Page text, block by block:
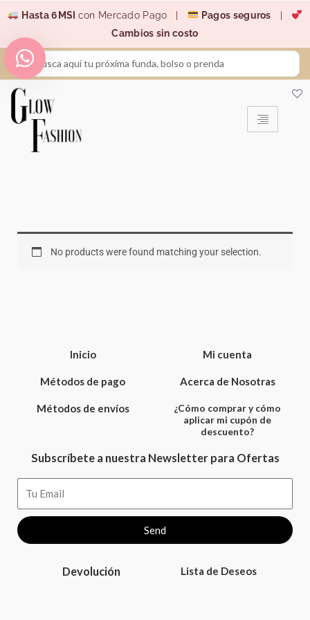
contenido
Hasta 6MSI con Mercado Pago | Pagos seguros
Cambios sin costo
Search
...
No products were found matching your selection.
Inicio
Métodos de pago
Métodos de envíos
Mi cuenta
Acerca de Nosotras
¿Cómo comprar y cómo
aplicar mi cupón de
descuento?
Subscríbete a nuestra Newsletter para Ofertas
Send
Devolución Lista de Deseos